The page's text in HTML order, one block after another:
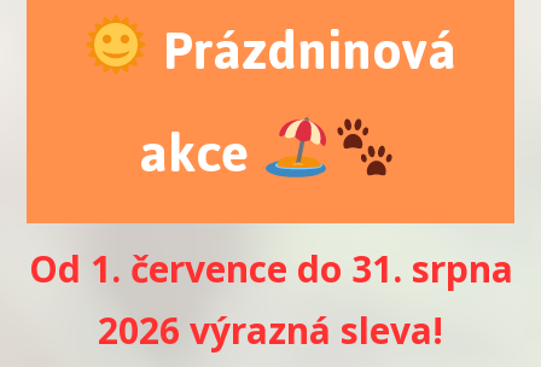
Prázdninová
akce
Od 1. července do 31. srpna
2026 výrazná sleva!